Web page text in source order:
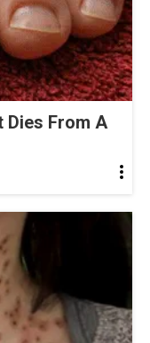
Dies From A